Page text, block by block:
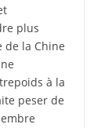
plus
la Chine
à la
peser de